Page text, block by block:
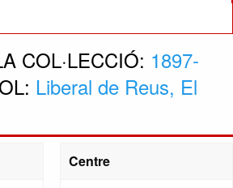
COL·LECCIÓ: 1897-
Liberal de Reus, El
Centre